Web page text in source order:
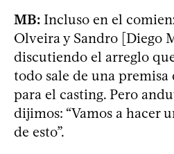
MB: Incluso en el
Olveira y Sandro [Diego
discutiendo el arreglo
todo sale de una
para el casting. Pero
dijimos: “Vamos a hacer
de esto”.